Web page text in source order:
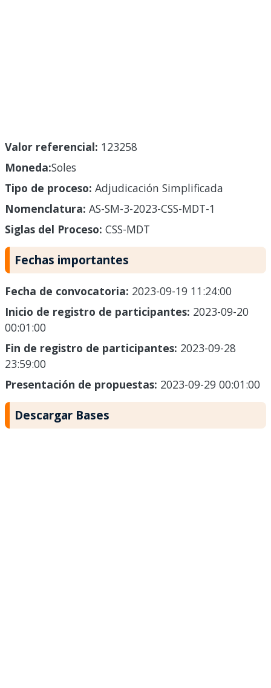
Valor referencial: 123258
Moneda:Soles
Tipo de proceso: Adjudicación Simplificada
Nomenclatura: AS-SM-3-2023-CSS-MDT-1
Siglas del Proceso: CSS-MDT
Fechas importantes
Fecha de convocatoria: 2023-09-19 11:24:00
Inicio de registro de participantes: 2023-09-20
00:01:00
Fin de registro de participantes: 2023-09-28
23:59:00
Presentación de propuestas: 2023-09-29 00:01:00
Descargar Bases